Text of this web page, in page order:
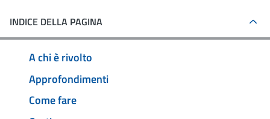
INDICE DELLA PAGINA
A chi è rivolto
Approfondimenti
Come fare